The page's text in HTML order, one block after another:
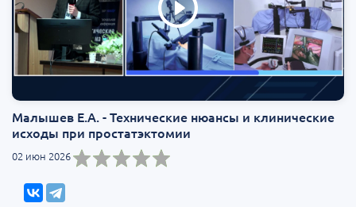
Малышев Е.А. - Технические нюансы и клинические
исходы при простатэктомии
02 июн 2026